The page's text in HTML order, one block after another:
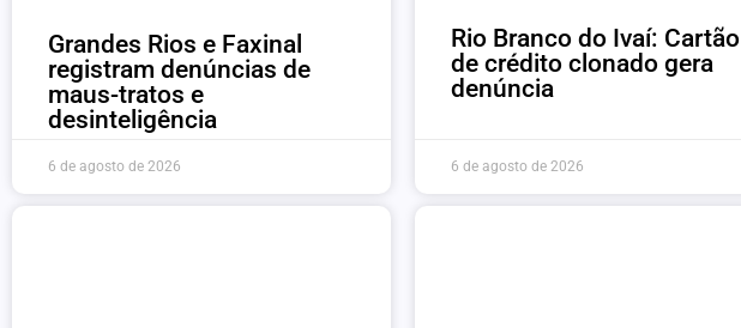
Grandes Rios e Faxinal
registram denúncias de
maus-tratos e
desinteligência
6 de agosto de 2026
Rio Branco do Ivaí: Cartão
de crédito clonado gera
denúncia
6 de agosto de 2026